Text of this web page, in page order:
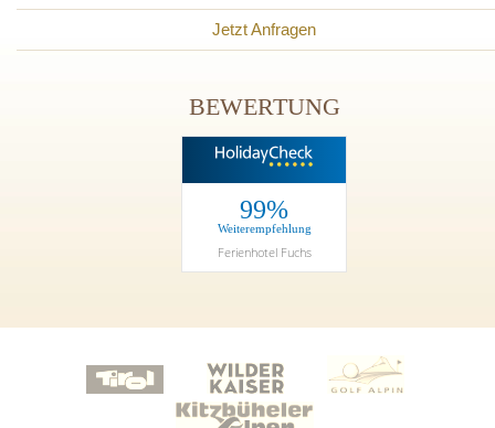
Jetzt Anfragen
BEWERTUNG
99%
Weiterempfehlung
Ferienhotel Fuchs